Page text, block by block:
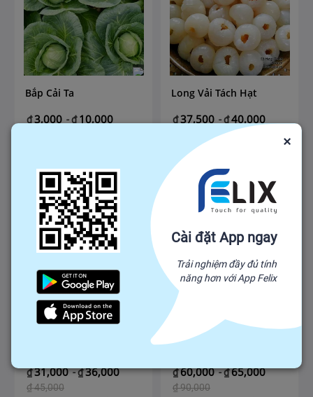
Bắp Cải Ta
₫3,000 -₫ 10,000
VN
Long Vải Tách Hạt
₫37,500 -₫40,000
Số lượng mua tối thiểu: 100
₫31,000-₫36,000
₫45,000
MIẾN MỘC THANH
₫60,000-₫65,000
₫90,000
×
Cài đặt App ngay
Trải nghiệm đầy đủ tính
năng hơn với App Felix